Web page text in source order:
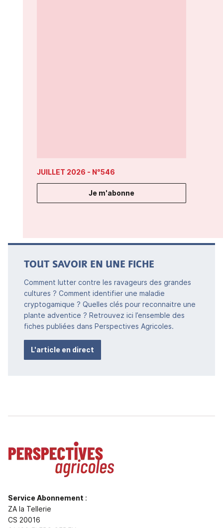
JUILLET 2026 - N°546
Je m'abonne
TOUT SAVOIR EN UNE FICHE
Comment lutter contre les ravageurs des grandes
cultures ? Comment identifier une maladie
cryptogamique ? Quelles clés pour reconnaitre une
plante adventice ? Retrouvez ici l’ensemble des
fiches publiées dans Perspectives Agricoles.
L'article en direct
Service Abonnement :
ZA la Tellerie
CS 20016